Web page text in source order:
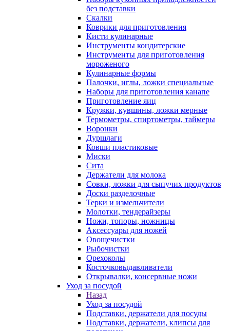
без подставки
Скалки
Коврики для приготовления
Кисти кулинарные
Инструменты кондитерские
Инструменты для приготовления
мороженого
Кулинарные формы
Палочки, иглы, ложки специальные
Наборы для приготовления канапе
Приготовление яиц
Кружки, кувшины, ложки мерные
Термометры, спиртометры, таймеры
Воронки
Дуршлаги
Ковши пластиковые
Миски
Сита
Держатели для молока
Совки, ложки для сыпучих продуктов
Доски разделочные
Терки и измельчители
Молотки, тендерайзеры
Ножи, топоры, ножницы
Аксессуары для ножей
Овощечистки
Рыбочистки
Орехоколы
Косточковыдавливатели
Открывалки, консервные ножи
Уход за посудой
Назад
Уход за посудой
Подставки, держатели для посуды
Подставки, держатели, клипсы для